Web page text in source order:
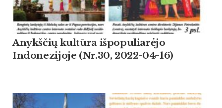
Anykščių kultūra išpopuliarėjo
Indonezijoje (Nr.30, 2022-04-16)